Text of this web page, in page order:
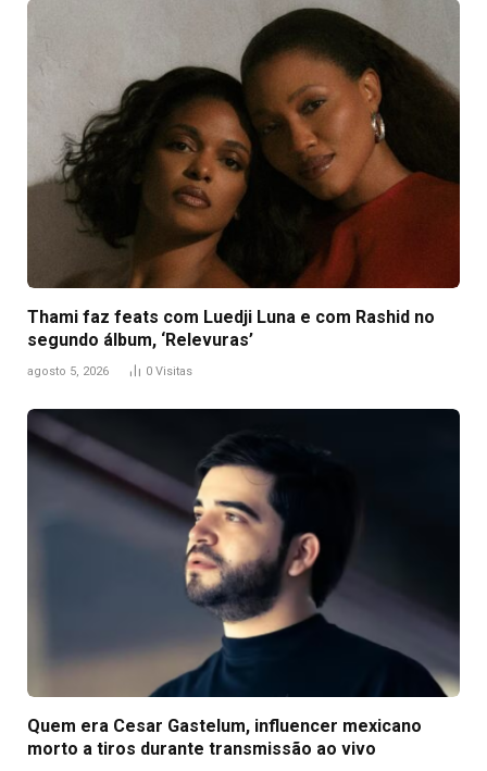
Thami faz feats com Luedji Luna e com Rashid no
segundo álbum, ‘Relevuras’
agosto 5, 2026 0 Visitas
Quem era Cesar Gastelum, influencer mexicano
morto a tiros durante transmissão ao vivo